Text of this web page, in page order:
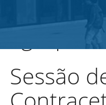
Sessão